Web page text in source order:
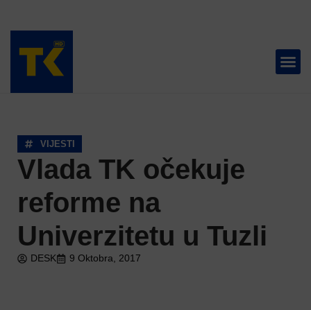
VIJESTI
Vlada TK očekuje
reforme na
Univerzitetu u Tuzli
DESK 9 Oktobra, 2017